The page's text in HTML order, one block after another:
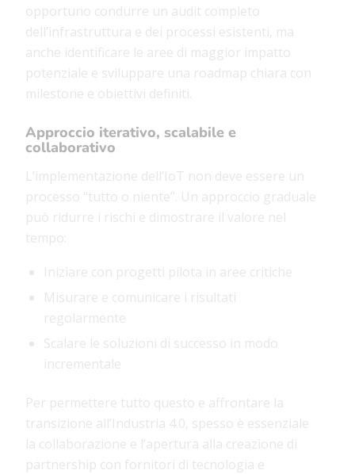
opportuno condurre un audit completo
dell’infrastruttura e dei processi esistenti, ma
anche identificare le aree di maggior impatto
potenziale e sviluppare una roadmap chiara con
milestone e obiettivi definiti.
Approccio iterativo, scalabile e
collaborativo
L’implementazione dell’IoT non deve essere un
processo “tutto o niente”. Un approccio graduale
può ridurre i rischi e dimostrare il valore nel
tempo:
Iniziare con progetti pilota in aree critiche
Misurare e comunicare i risultati
regolarmente
Scalare le soluzioni di successo in modo
incrementale
Per permettere tutto questo e affrontare la
transizione all’Industria 4.0, spesso è essenziale
la collaborazione e l’apertura alla creazione di
partnership con fornitori di tecnologia e